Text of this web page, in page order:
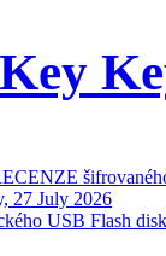
27 July 2026
USB Flash